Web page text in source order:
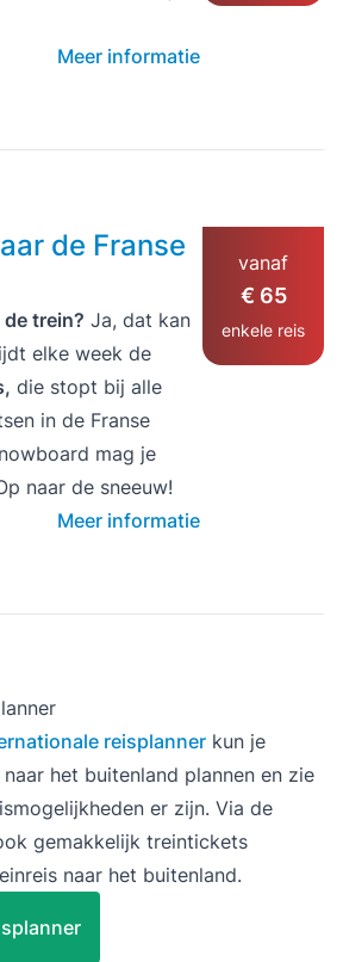
Meer informatie
vanaf
€ 65
enkele reis
de Franse
trein? Ja, dat kan
elke week de
die stopt bij alle
in de Franse
mag je
naar de sneeuw!
Meer informatie
reisplanner kun je
het buitenland plannen en zie
er zijn. Via de
gemakkelijk treintickets
naar het buitenland.